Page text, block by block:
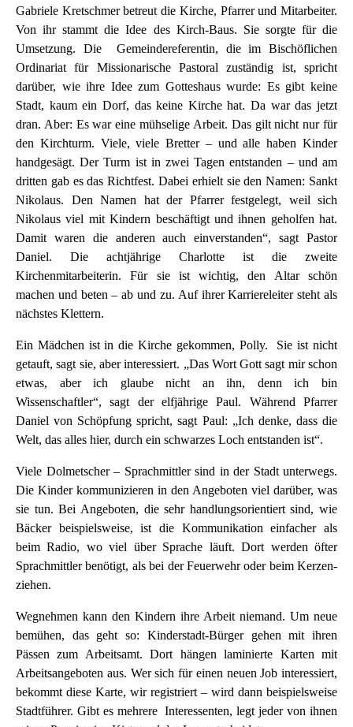
Gabriele Kretschmer betreut die Kirche, Pfarrer und Mitarbeiter.
Von ihr stammt die Idee des Kirch-Baus. Sie sorgte für die
Umsetzung. Die Gemeindereferentin, die im Bischöflichen
Ordinariat für Missionarische Pastoral zuständig ist, spricht
darüber, wie ihre Idee zum Gotteshaus wurde: Es gibt keine
Stadt, kaum ein Dorf, das keine Kirche hat. Da war das jetzt
dran. Aber: Es war eine mühselige Arbeit. Das gilt nicht nur für
den Kirchturm. Viele, viele Bretter – und alle haben Kinder
handgesägt. Der Turm ist in zwei Tagen entstanden – und am
dritten gab es das Richtfest. Dabei erhielt sie den Namen: Sankt
Nikolaus. Den Namen hat der Pfarrer festgelegt, weil sich
Nikolaus viel mit Kindern beschäftigt und ihnen geholfen hat.
Damit waren die anderen auch einverstanden“, sagt Pastor
Daniel. Die achtjährige Charlotte ist die zweite
Kirchenmitarbeiterin. Für sie ist wichtig, den Altar schön
machen und beten – ab und zu. Auf ihrer Karriereleiter steht als
nächstes Klettern.
Ein Mädchen ist in die Kirche gekommen, Polly. Sie ist nicht
getauft, sagt sie, aber interessiert. „Das Wort Gott sagt mir schon
etwas, aber ich glaube nicht an ihn, denn ich bin
Wissenschaftler“, sagt der elfjährige Paul. Während Pfarrer
Daniel von Schöpfung spricht, sagt Paul: „Ich denke, dass die
Welt, das alles hier, durch ein schwarzes Loch entstanden ist“.
Viele Dolmetscher – Sprachmittler sind in der Stadt unterwegs.
Die Kinder kommunizieren in den Angeboten viel darüber, was
sie tun. Bei Angeboten, die sehr handlungsorientiert sind, wie
Bäcker beispielsweise, ist die Kommunikation einfacher als
beim Radio, wo viel über Sprache läuft. Dort werden öfter
Sprachmittler benötigt, als bei der Feuerwehr oder beim Kerzen-
ziehen.
Wegnehmen kann den Kindern ihre Arbeit niemand. Um neue
bemühen, das geht so: Kinderstadt-Bürger gehen mit ihren
Pässen zum Arbeitsamt. Dort hängen laminierte Karten mit
Arbeitsangeboten aus. Wer sich für einen neuen Job interessiert,
bekommt diese Karte, wir registriert – wird dann beispielsweise
Stadtführer. Gibt es mehrere Interessenten, legt jeder von ihnen